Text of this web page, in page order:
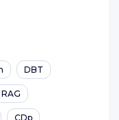
DBT
RAG
CDp